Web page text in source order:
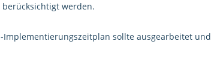
werden.
sollte ausgearbeitet und